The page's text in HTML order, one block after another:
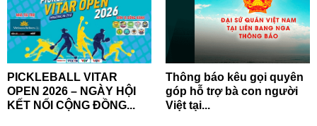
PICKLEBALL VITAR
OPEN 2026 – NGÀY HỘI
KẾT NỐI CỘNG ĐỒNG...
Thông báo kêu gọi quyên
góp hỗ trợ bà con người
Việt tại...